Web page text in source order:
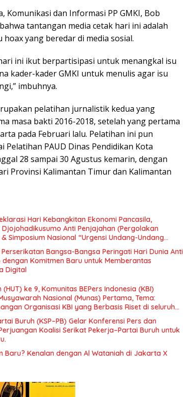
Komunikasi dan Informasi PP GMKI, Bob
tantangan media cetak hari ini adalah
yang beredar di media sosial.
ini ikut berpartisipasi untuk menangkal isu
kader-kader GMKI untuk menulis agar isu
imbuhnya.
pelatihan jurnalistik kedua yang
masa bakti 2016-2018, setelah yang pertama
pada Februari lalu. Pelatihan ini pun
Pelatihan PAUD Dinas Pendidikan Kota
28 sampai 30 Agustus kemarin, dengan
Provinsi Kalimantan Timur dan Kalimantan
Hari Kebangkitan Ekonomi Pancasila,
Anti Penjajahan (Pergolakan
Simposium Nasional “Urgensi Undang-Undang
Kesejahteraan Sosial dalam Menata Bangsa Menuju
Bangsa-Bangsa Peringati Hari Dunia Anti
Komitmen Baru untuk Memberantas
Digital
ke 9, Komunitas BEPers Indonesia (KBI)
Nasional (Munas) Pertama, Tema:
Organisasi KBI yang Berbasis Riset di seluruh
Buruh (KSP–PB) Gelar Konferensi Pers dan
Koalisi Serikat Pekerja–Partai Buruh untuk
Baru? Kenalan dengan Al Wataniah di Jakarta X